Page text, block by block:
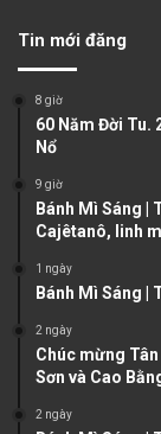
Tin mới đăng
8 giờ
60 Năm Đời Tu.
Nổ
9 giờ
Bánh Mì Sáng |
Cajêtanô, linh
1 ngày
Bánh Mì Sáng |
2 ngày
Chúc mừng
Sơn và Cao
2 ngày